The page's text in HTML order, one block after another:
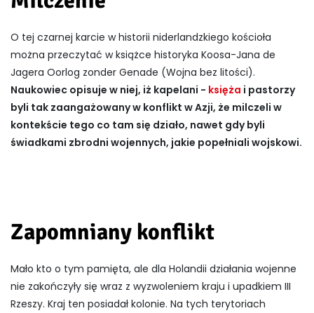
O tej czarnej karcie w historii niderlandzkiego kościoła
można przeczytać w książce historyka Koosa-Jana de
Jagera Oorlog zonder Genade (Wojna bez litości).
Naukowiec opisuje w niej, iż kapelani - księża i pastorzy
byli tak zaangażowany w konflikt w Azji, że milczeli w
kontekście tego co tam się działo, nawet gdy byli
świadkami zbrodni wojennych, jakie popełniali wojskowi.
Zapomniany konflikt
Mało kto o tym pamięta, ale dla Holandii działania wojenne
nie zakończyły się wraz z wyzwoleniem kraju i upadkiem III
Rzeszy. Kraj ten posiadał kolonie. Na tych terytoriach